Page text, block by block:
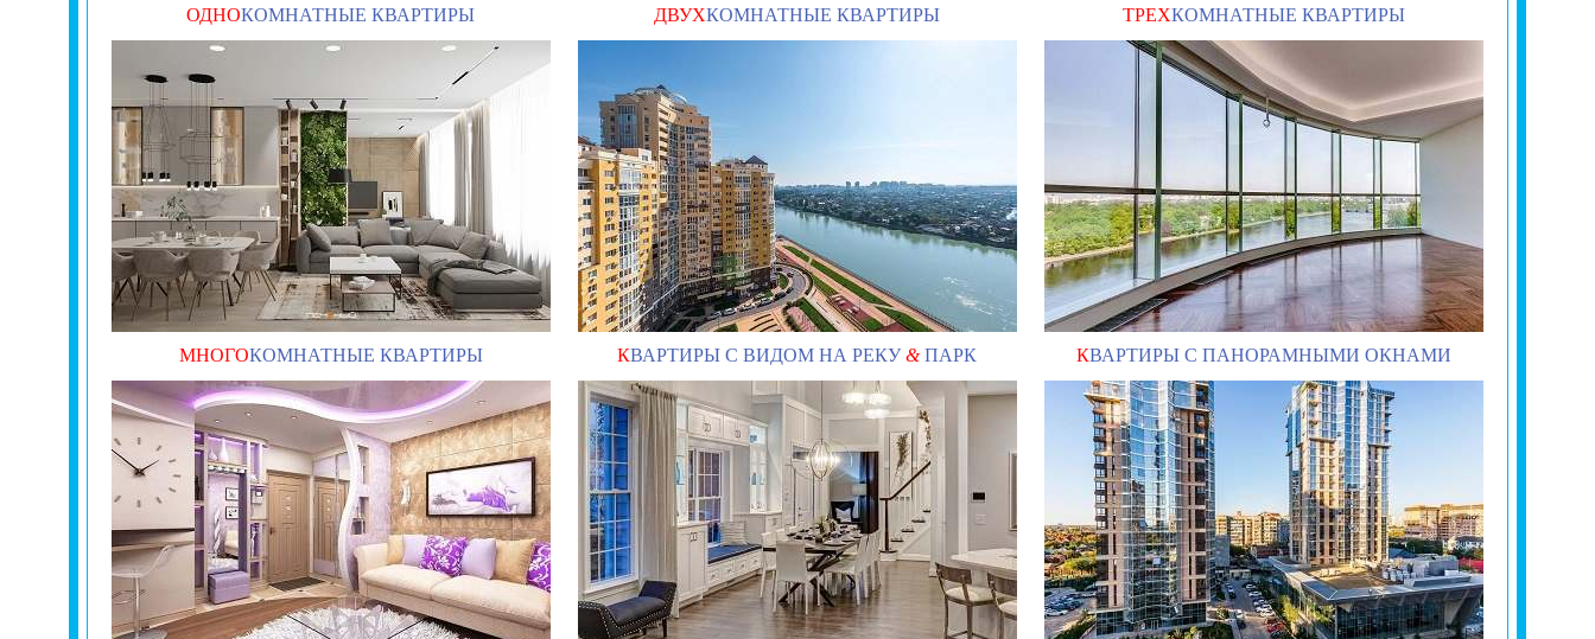
ОДНОКОМНАТНЫЕ КВАРТИРЫ ДВУХКОМНАТНЫЕ КВАРТИРЫ ТРЕХКОМНАТНЫЕ КВАРТИРЫ
МНОГОКОМНАТНЫЕ КВАРТИРЫ КВАРТИРЫ С ВИДОМ НА РЕКУ&ПАРК КВАРТИРЫ С ПАНОРАМНЫМИ ОКНАМИ